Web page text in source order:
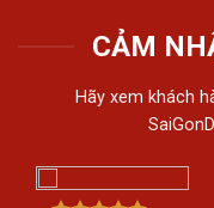
CẢM
Hãy xem khách